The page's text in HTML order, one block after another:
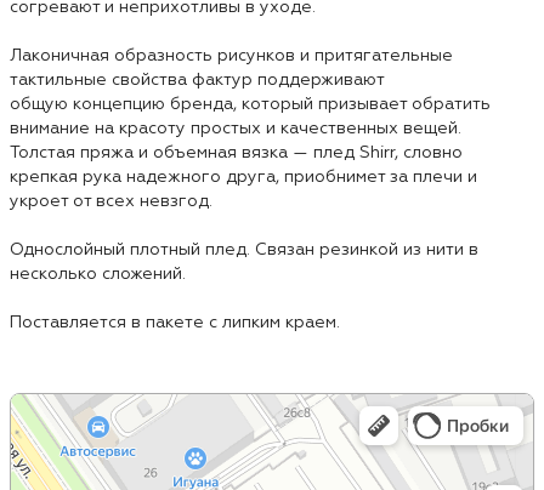
согревают и неприхотливы в уходе.
Лаконичная образность рисунков и притягательные
тактильные свойства фактур поддерживают
общую концепцию бренда, который призывает обратить
внимание на красоту простых и качественных вещей.
Толстая пряжа и объемная вязка — плед Shirr, словно
крепкая рука надежного друга, приобнимет за плечи и
укроет от всех невзгод.
Однослойный плотный плед. Связан резинкой из нити в
несколько сложений.
Поставляется в пакете с липким краем.